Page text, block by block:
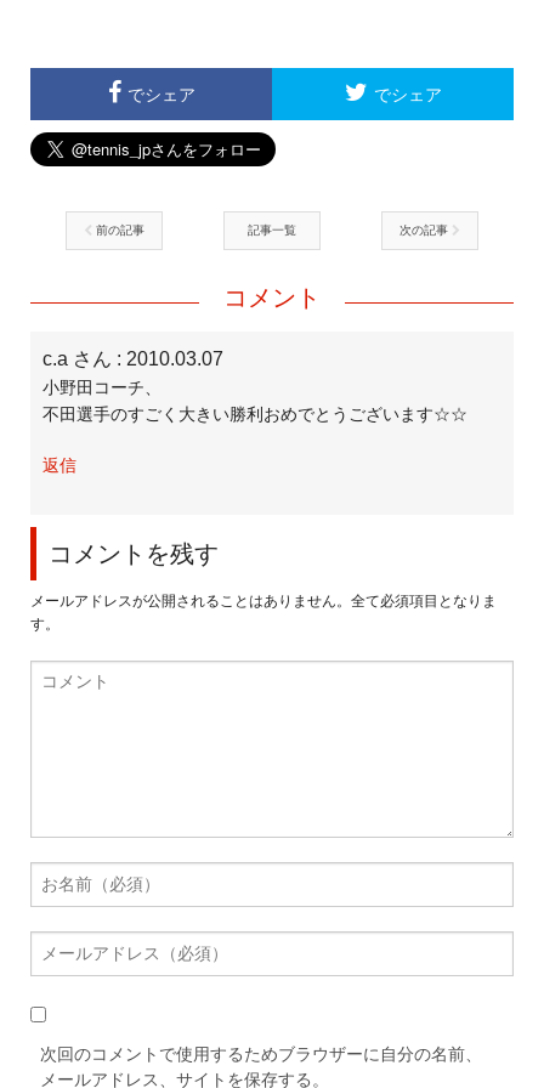
でシェア でシェア
前の記事 記事一覧 次の記事
コメント
c.a さん : 2010.03.07
小野田コーチ、
不田選手のすごく大きい勝利おめでとうございます☆☆
返信
コメントを残す
メールアドレスが公開されることはありません。全て必須項目となりま
す。
次回のコメントで使用するためブラウザーに自分の名前、
メールアドレス、サイトを保存する。